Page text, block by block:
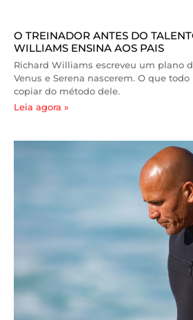
O TREINADOR ANTES DO
WILLIAMS ENSINA AOS PAIS
Richard Williams escreveu um plano
Venus e Serena nascerem. O que
copiar do método dele.
Leia agora »